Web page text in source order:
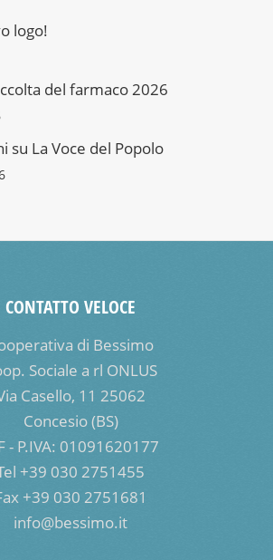
logo!
del farmaco 2026
su La Voce del Popolo
CONTATTO VELOCE
di Bessimo
Sociale a rl ONLUS
Casello, 11 25062
Concesio (BS)
- P.IVA: 01091620177
+39 030 2751455
+39 030 2751681
info@bessimo.it